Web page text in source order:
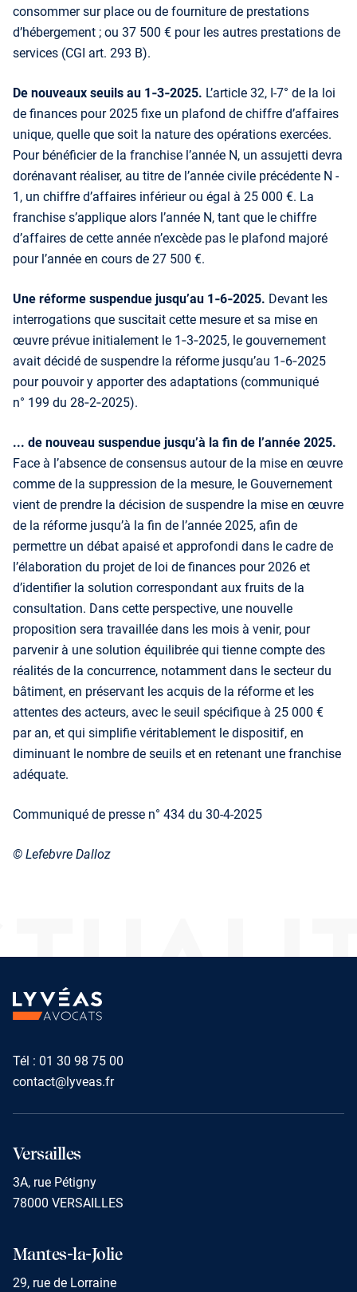
consommer sur place ou de fourniture de prestations
d’hébergement ; ou 37 500 € pour les autres prestations de
services (CGI art. 293 B).
De nouveaux seuils au 1‑3‑2025. L’article 32, I-7° de la loi
de finances pour 2025 fixe un plafond de chiffre d’affaires
unique, quelle que soit la nature des opérations exercées.
Pour bénéficier de la franchise l’année N, un assujetti devra
dorénavant réaliser, au titre de l’année civile précédente N -
1, un chiffre d’affaires inférieur ou égal à 25 000 €. La
franchise s’applique alors l’année N, tant que le chiffre
d’affaires de cette année n’excède pas le plafond majoré
pour l’année en cours de 27 500 €.
Une réforme suspendue jusqu’au 1‑6‑2025. Devant les
interrogations que suscitait cette mesure et sa mise en
œuvre prévue initialement le 1‑3‑2025, le gouvernement
avait décidé de suspendre la réforme jusqu’au 1‑6‑2025
pour pouvoir y apporter des adaptations (communiqué
n° 199 du 28‑2‑2025).
... de nouveau suspendue jusqu’à la fin de l’année 2025.
Face à l’absence de consensus autour de la mise en œuvre
comme de la suppression de la mesure, le Gouvernement
vient de prendre la décision de suspendre la mise en œuvre
de la réforme jusqu’à la fin de l’année 2025, afin de
permettre un débat apaisé et approfondi dans le cadre de
l’élaboration du projet de loi de finances pour 2026 et
d’identifier la solution correspondant aux fruits de la
consultation. Dans cette perspective, une nouvelle
proposition sera travaillée dans les mois à venir, pour
parvenir à une solution équilibrée qui tienne compte des
réalités de la concurrence, notamment dans le secteur du
bâtiment, en préservant les acquis de la réforme et les
attentes des acteurs, avec le seuil spécifique à 25 000 €
par an, et qui simplifie véritablement le dispositif, en
diminuant le nombre de seuils et en retenant une franchise
adéquate.
Communiqué de presse n° 434 du 30-4-2025
© Lefebvre Dalloz
Tél : 01 30 98 75 00
contact@lyveas.fr
Versailles
3A, rue Pétigny
78000 VERSAILLES
Mantes-la-Jolie
29, rue de Lorraine